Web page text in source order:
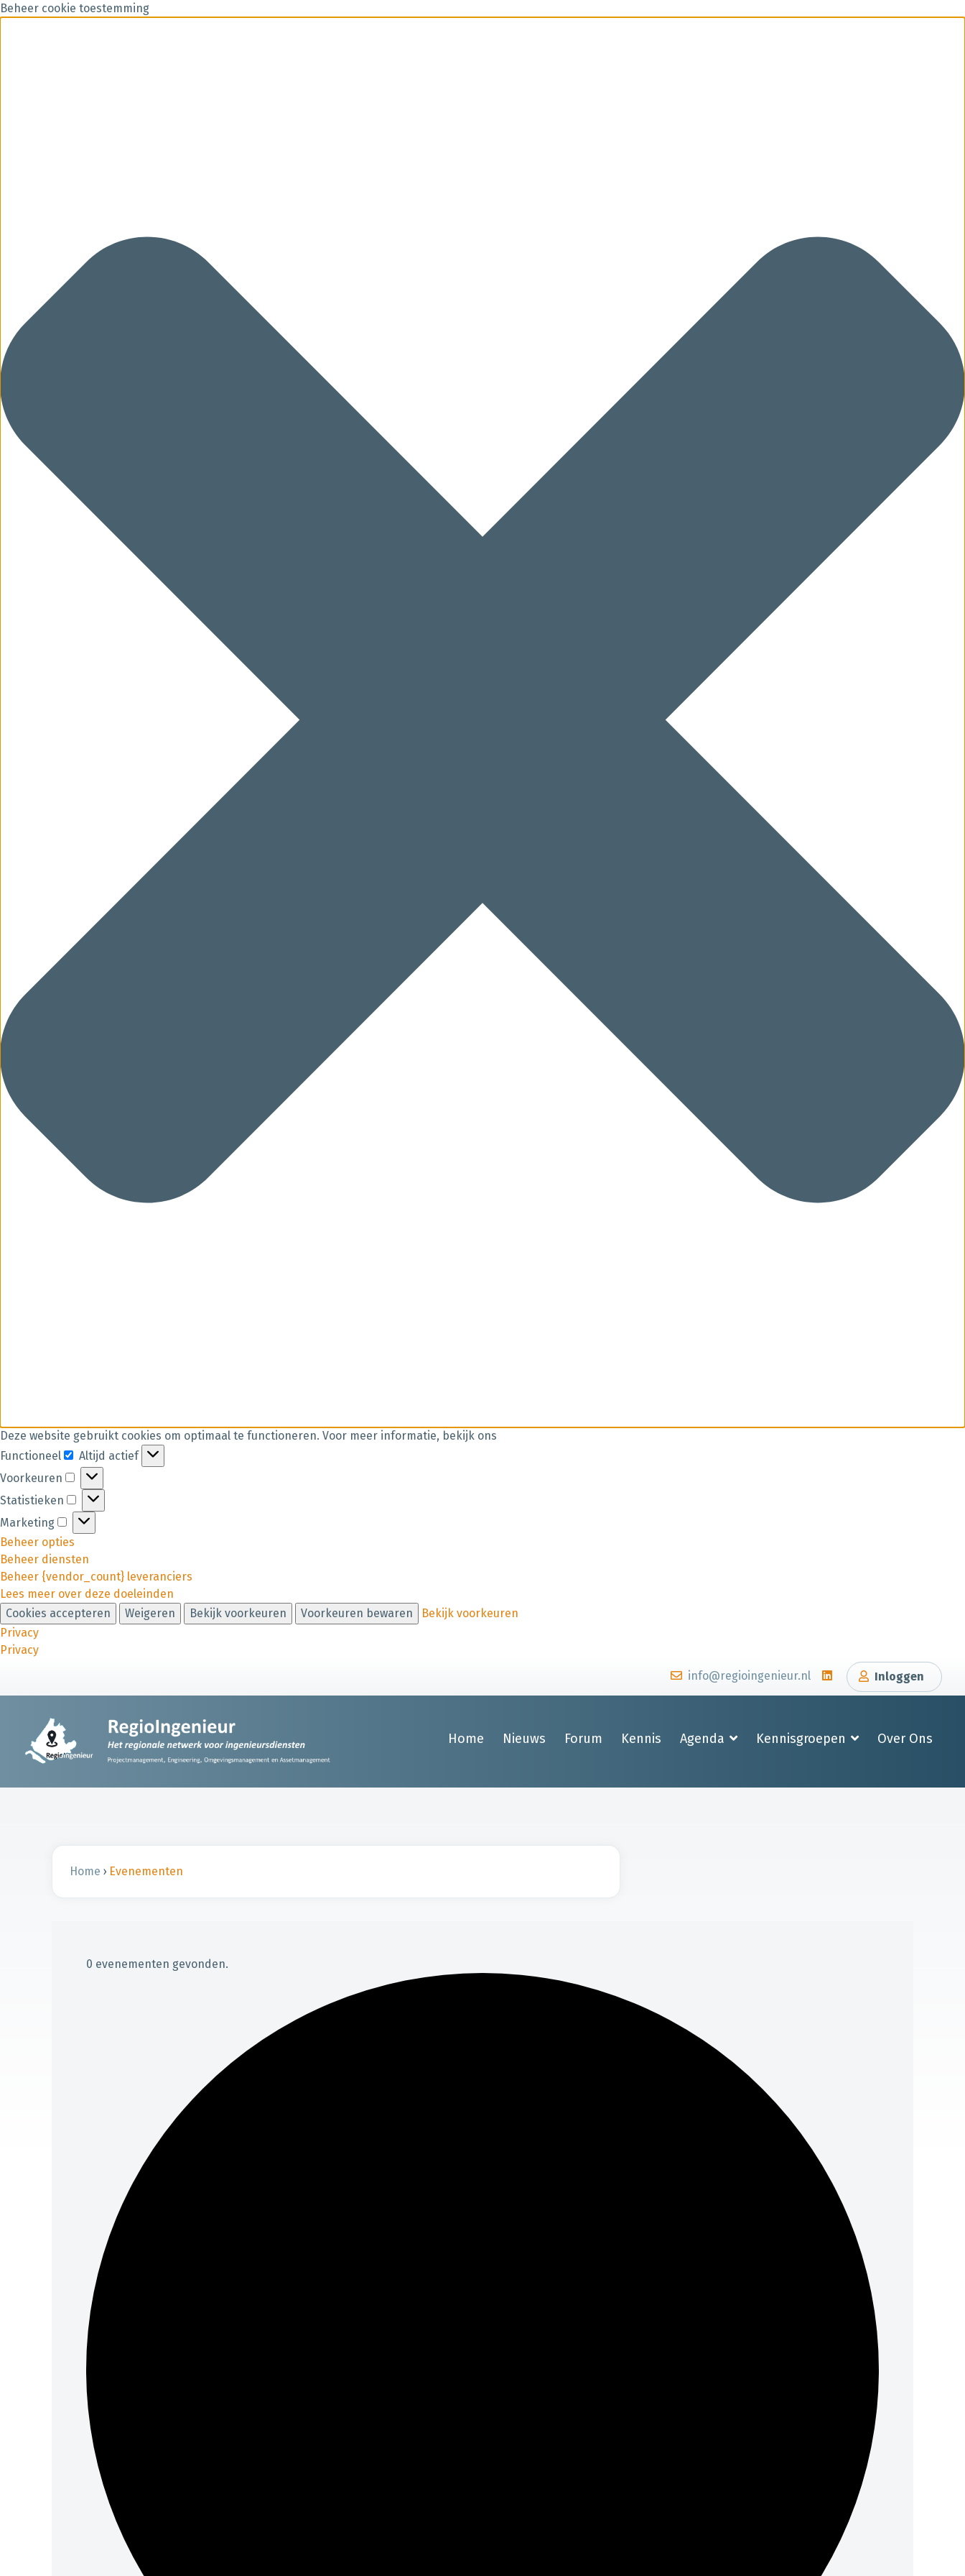
Beheer cookie toestemming
Deze website gebruikt cookies om optimaal te functioneren. Voor meer informatie, bekijk ons
Functioneel
Altijd actief
Voorkeuren
Statistieken
Marketing
Beheer opties
Beheer diensten
Beheer {vendor_count} leveranciers
Lees meer over deze doeleinden
Cookies accepteren
Weigeren Bekijk voorkeuren Voorkeuren bewaren
Bekijk voorkeuren
Privacy
Privacy
info@regioingenieur.nl
Inloggen
Home Nieuws Forum Kennis Agenda Kennisgroepen Over Ons
Home › Evenementen
0 evenementen gevonden.